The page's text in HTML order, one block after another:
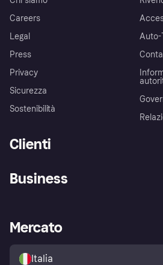
Careers
Legal
Press
Privacy
Sicurezza
Sostenibilità
Auto-
Clienti
Esplora i negozi
Politica di protezione
dell'acquirente Klarna
Business
Accesso aziende
Mercato
Italia